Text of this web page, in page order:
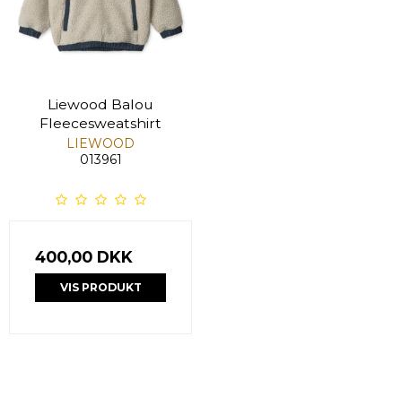
Liewood Balou
Fleecesweatshirt
LIEWOOD
013961
400,00 DKK
VIS PRODUKT